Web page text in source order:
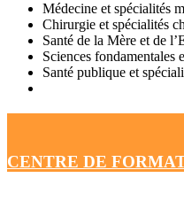
Médecine et spécialités
Chirurgie et spécialités
Santé de la Mère et de
Sciences fondamentales
Santé publique et
CENTRE DE